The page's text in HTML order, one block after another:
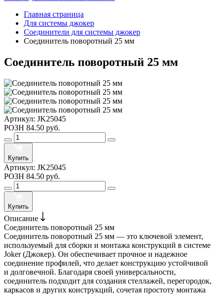
Главная страница
Для системы джокер
Соединители для системы джокер
Соединитель поворотный 25 мм
Соединитель поворотный 25 мм
Артикул: JK25045
РОЗН 84.50 руб.
Купить
Артикул: JK25045
РОЗН 84.50 руб.
Купить
Описание
Соединитель поворотный 25 мм
Соединитель поворотный 25 мм — это ключевой элемент,
используемый для сборки и монтажа конструкций в системе
Joker (Джокер). Он обеспечивает прочное и надежное
соединение профилей, что делает конструкцию устойчивой
и долговечной. Благодаря своей универсальности,
соединитель подходит для создания стеллажей, перегородок,
каркасов и других конструкций, сочетая простоту монтажа